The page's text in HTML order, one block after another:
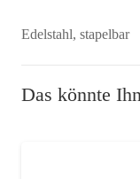
Edelstahl, stapelbar
Das könnte